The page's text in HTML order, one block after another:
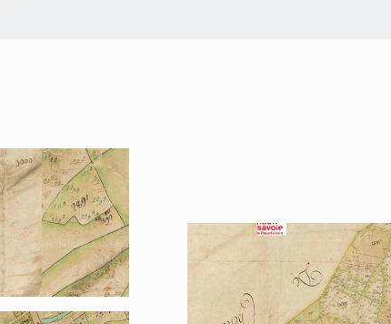
poste d’observation.
Cette villa fut détruite lors des invasions barbares et
par un château qui semble avoir été bâti par le premier
Blanches-Mains. (Georges Chapier. Revue Savoisienne,
« Il est hors de doute que la voie à l’entrée de Vernet
Chéran par le vieux chemin assez raide et en lacet qui y
lieu-dit « vers le pont », il tournait à gauche et franchissait
s’appuyait à la rive droite sur un banc molassique qui